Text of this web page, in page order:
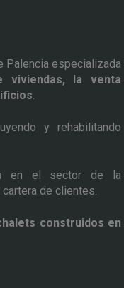
Palencia especializada
viviendas, la venta
.
y rehabilitando
en el sector de la
de clientes.
construidos en